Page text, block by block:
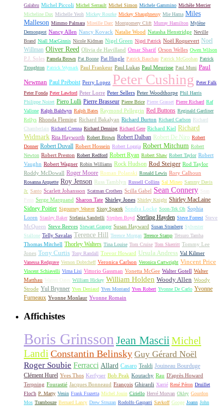
Galabru Michel Piccoli Michel Serrault Michel Simon Michele Gammino Michèle Mercier
Micheline Dax Michelle Yeoh Mickey Rourke Mickey Shaughnessy Mie Hama Miles
Malleson Mimmo Palmara Mireille Darc Montgomery Clift Murray Hamilton Mylène
Demongeot Nancy Allen Nancy Kovack Natalie Wood Natasha Henstridge Neville
Brand Niall MacGinnis Nicole Kidman Nigel Green Nigel Patrick Noël Roquevert Noel
Willman Oliver Reed Olivia de Havilland Omar Sharif Orson Welles Owen Wilson
P.J. Soles Pamela Brown Pat Boone Pat Hingle Patrick Bauchau Patrick McGoohan Patrick
Troughton Patrick Wymark Paul Frankeur Paul Lukas Paul Meurisse Paul Muni Paul
Newman Paul Préboist Perry Lopez Peter Cushing Peter Falk
Peter Fonda Peter Lawford Peter Lorre Peter Sellers Peter Woodthorpe Phil Harris
Philippe Noiret Piero Lulli Pierre Brasseur Pierre Brice Pierre Grasset Pierre Richard Raf
Vallone Ralph Baldwyn Ralph Bates Raymond Pellegrin Red Buttons Reginald Gardiner
Rellys Rhonda Fleming Richard Bakalyan Richard Burton Richard Carlson Richard
Chamberlain Richard Crenna Richard Denning Richard Gere Richard Kiel Richard
Widmark Rita Hayworth Robert Brown Robert Dalban Robert De Niro Robert
Donner Robert Duvall Robert Hossein Robert Loggia Robert Mitchum Robert
Newton Robert Preston Robert Redford Robert Ryan Robert Shaw Robert Taylor Robert
Vaughn Robert Wagner Robin Williams Rock Hudson Rod Steiger Rod Taylor
Roddy McDowall Roger Moore Roman Polanski Ronald Lewis Rory Calhoun
Rosanna Arquette Roy Jenson Russ Tamblyn Russell Collins Sal Mineo Sammy Davis
Jr. Santo Scarlett Johansson Scatman Crothers Scilla Gabel Sean Connery Sean
Penn
Serge Marquand Sharon Tate Shirley Jones Shirley Knight Shirley MacLaine
Sidney Poitier Sigourney Weaver Sissy Spacek Sondra Locke Soon-Tek Oh Sophia
Loren Stanley Baker Stefania Sandrelli Stephen Boyd Sterling Hayden Steve Forrest Steve
McQueen Steve Reeves Stewart Granger Susan Hayward Susan Strasberg Sylvester
Stallone Telly Savalas Terence Hill Terence Morgan Terence Stamp Tetsuro Tamba
Thomas Mitchell Thorley Walters Tina Louise Tom Cruise Tom Skerritt Tommy Lee
Jones Tony Curtis Tony Randall Trevor Howard Ursula Andress Val Kilmer
Vanessa Redgrave Vernon Dobtcheff Veronica Carlson Veronica Cartwright Vincent Price
Vincent Schiavelli Virna Lisi Vittorio Gassman Vonetta McGee Walter Gotell Walter
Matthau Warren Oates William Hickey William Holden Woody Allen Woody
Strode Yul Brynner Yves Deniaud Yves Montand Yves Robert Yvonne De Carlo Yvonne
Furneaux Yvonne Monlaur Yvonne Romain
Affichistes
Boris Grinsson Jean MasciiMichel
LandiConstantin Belinsky Guy Gérard Noël
Roger Soubie Ferracci Allard Casaro Tealdi Jouineau Bourduge
Clément Hurel Yves Thos Kerfyser Bob Peak Koutachy Rau D'après Howard
Terpning Fourastié Jacques Bonneaud François Ghirardi Xarrié René Péron Druillet
Floc'h P. Marty Venin Frank Frazetta Michel Jouin Ciriello Hervé Morvan Okley Gourdon
Mos Trambouze Bernard Lancy Drew Struzan Rodolfo Gasparri Savkoff Googe Joann John